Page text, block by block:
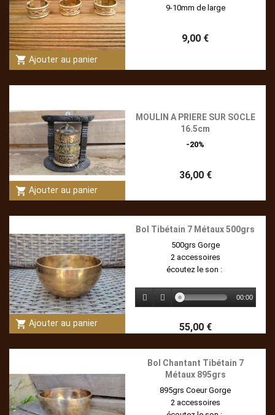
shopping_cart Ajouter au panier
9-10mm de large
9,00 €
shopping_cart Ajouter au panier
MOULIN A PRIERE SUR SOCLE
16.5cm
-20%
36,00 €
shopping_cart Ajouter au panier
Bol Tibétain 7 Métaux 500grs
500grs Gorge
2 accessoires
écoutez le son :
00:00
55,00 €
Bol Chantant Tibétain 7
Métaux 895grs
895grs Coeur Gorge
2 accessoires